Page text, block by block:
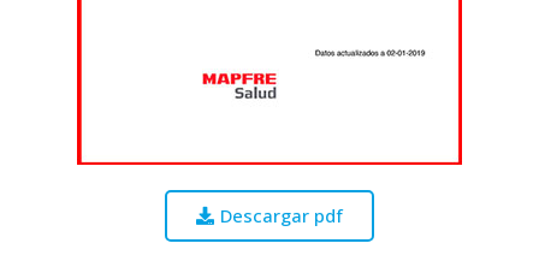
Descargar pdf